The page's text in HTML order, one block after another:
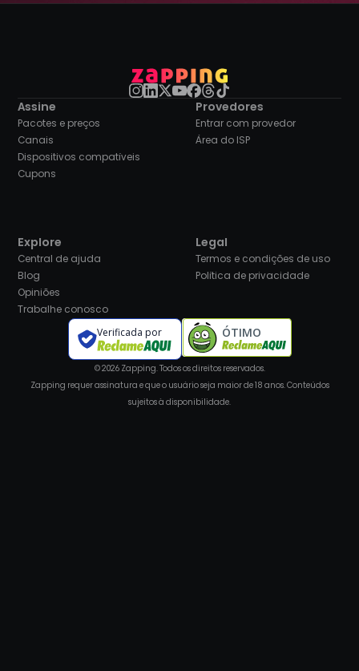
Assine
Pacotes e preços
Canais
Dispositivos compatíveis
Cupons
Provedores
Entrar com provedor
Área do ISP
Explore
Central de ajuda
Blog
Opiniões
Trabalhe conosco
Legal
Termos e condições de uso
Política de privacidade
Verificada por ÓTIMO
© 2026 Zapping. Todos os direitos reservados.
Zapping requer assinatura e que o usuário seja maior de 18 anos. Conteúdos
sujeitos à disponibilidade.